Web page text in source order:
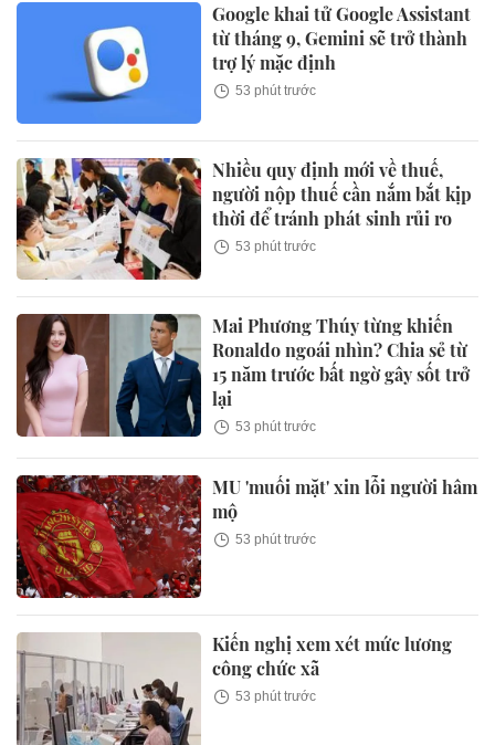
Google khai tử Google Assistant
từ tháng 9, Gemini sẽ trở thành
trợ lý mặc định
53 phút trước
Nhiều quy định mới về thuế,
người nộp thuế cần nắm bắt kịp
thời để tránh phát sinh rủi ro
53 phút trước
Mai Phương Thúy từng khiến
Ronaldo ngoái nhìn? Chia sẻ từ
15 năm trước bất ngờ gây sốt trở
lại
53 phút trước
MU 'muối mặt' xin lỗi người hâm
mộ
53 phút trước
Kiến nghị xem xét mức lương
công chức xã
53 phút trước